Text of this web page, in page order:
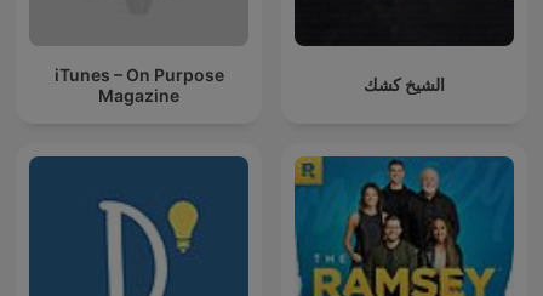
iTunes – On Purpose
Magazine
الشيخ كشك